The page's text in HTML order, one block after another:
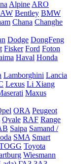
Alpine ARO
Bentley BMW
Chana Changhe
Dodge DongFeng
Fisker Ford Foton
Haval Honda
Lamborghini Lancia
Lexus Li Xiang
Maxus
ORA Peugeot
Qvale RAF Range
Saipa Samand /
SMA Smart
Toyota
Wiesmann